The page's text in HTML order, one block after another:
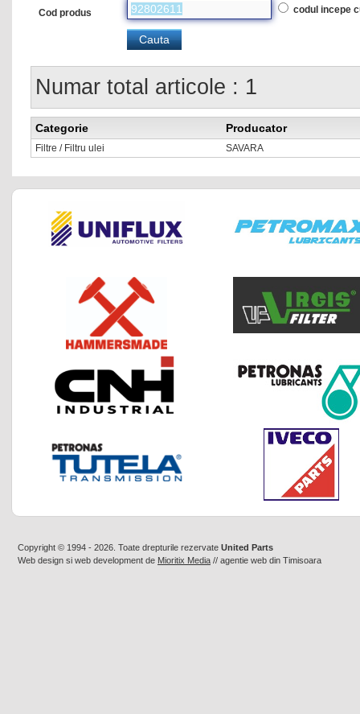
Cod produs codul incepe
Numar total articole : 1
Categorie Producator
Filtre / Filtru ulei SAVARA
Copyright © 1994 - 2026. Toate drepturile rezervate United Parts
Web design si web development de Mioritix Media // agentie web din Timisoara